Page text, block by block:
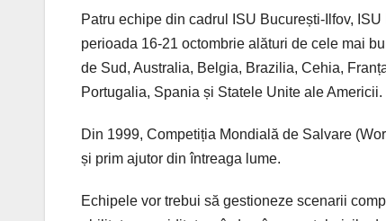
Patru echipe din cadrul ISU București-Ilfov,
perioada 16-21 octombrie alături de cele mai
de Sud, Australia, Belgia, Brazilia, Cehia,
Portugalia, Spania și Statele Unite ale Americii.
Din 1999, Competiția Mondială de Salvare
și prim ajutor din întreaga lume.
Echipele vor trebui să gestioneze scenarii